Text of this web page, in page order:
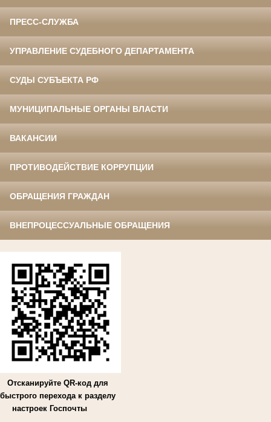
ПРЕСС-СЛУЖБА
УПРАВЛЕНИЕ СУДЕБНОГО ДЕПАРТАМЕНТА
СУДЫ СУБЪЕКТА РФ
МУНИЦИПАЛЬНЫЕ ОРГАНЫ ВЛАСТИ
ВАКАНСИИ
ПРОТИВОДЕЙСТВИЕ КОРРУПЦИИ
ОБРАЩЕНИЯ ГРАЖДАН
ВНЕПРОЦЕССУАЛЬНЫЕ ОБРАЩЕНИЯ
Отсканируйте QR-код для
быстрого перехода к разделу
настроек Госпочты